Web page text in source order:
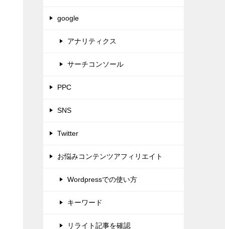
google
アナリティクス
サーチコンソール
PPC
SNS
Twitter
お悩みコンテンツアフィリエイト
Wordpressでの使い方
キーワード
リライト記事を確認